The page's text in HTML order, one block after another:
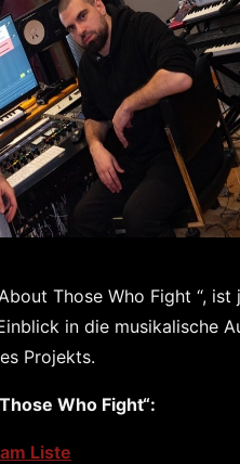
Those Who Fight “, ist
in die musikalische
Projekts.
Who Fight“:
Liste